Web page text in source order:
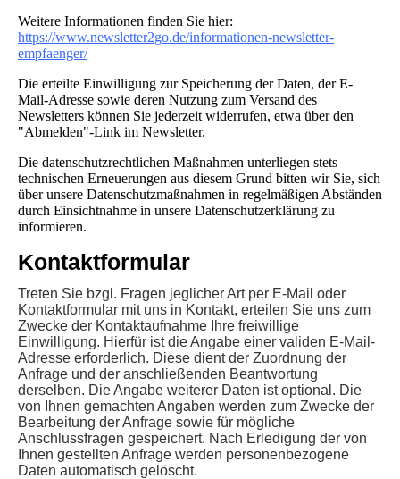
Weitere Informationen finden Sie hier:
https://www.newsletter2go.de/informationen-newsletter-
empfaenger/
Die erteilte Einwilligung zur Speicherung der Daten, der E-
Mail-Adresse sowie deren Nutzung zum Versand des
Newsletters können Sie jederzeit widerrufen, etwa über den
"Abmelden"-Link im Newsletter.
Die datenschutzrechtlichen Maßnahmen unterliegen stets
technischen Erneuerungen aus diesem Grund bitten wir Sie, sich
über unsere Datenschutzmaßnahmen in regelmäßigen Abständen
durch Einsichtnahme in unsere Datenschutzerklärung zu
informieren.
Kontaktformular
Treten Sie bzgl. Fragen jeglicher Art per E-Mail oder
Kontaktformular mit uns in Kontakt, erteilen Sie uns zum
Zwecke der Kontaktaufnahme Ihre freiwillige
Einwilligung. Hierfür ist die Angabe einer validen E-Mail-
Adresse erforderlich. Diese dient der Zuordnung der
Anfrage und der anschließenden Beantwortung
derselben. Die Angabe weiterer Daten ist optional. Die
von Ihnen gemachten Angaben werden zum Zwecke der
Bearbeitung der Anfrage sowie für mögliche
Anschlussfragen gespeichert. Nach Erledigung der von
Ihnen gestellten Anfrage werden personenbezogene
Daten automatisch gelöscht.